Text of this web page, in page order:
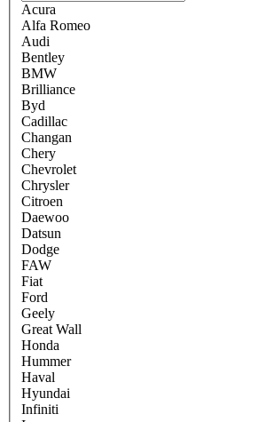
Acura
Alfa Romeo
Audi
Bentley
BMW
Brilliance
Byd
Cadillac
Changan
Chery
Chevrolet
Chrysler
Citroen
Daewoo
Datsun
Dodge
FAW
Fiat
Ford
Geely
Great Wall
Honda
Hummer
Haval
Hyundai
Infiniti